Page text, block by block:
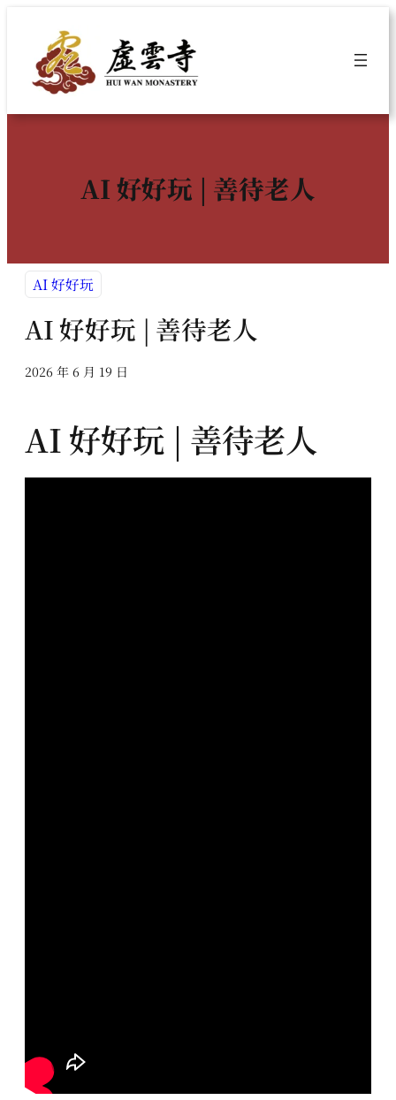
內
AI 好好玩 | 善待老人
AI 好好玩
AI 好好玩 | 善待老人
2026 年 6 月 19 日
AI 好好玩 | 善待老人